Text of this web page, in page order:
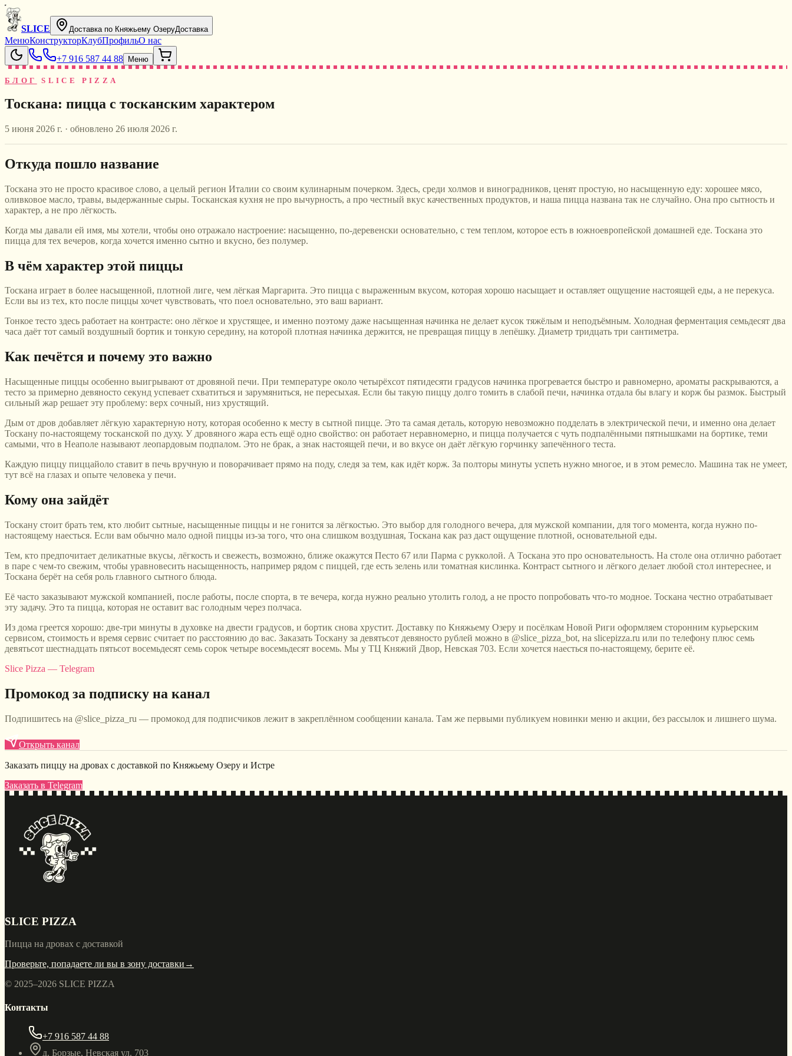
SLICE Доставка по Княжьему ОзеруДоставка
МенюКонструкторКлубПрофильО нас
+7 916 587 44 88
Меню
БЛОГ SLICE PIZZA
Тоскана: пицца с тосканским характером
5 июня 2026 г. · обновлено 26 июля 2026 г.
Откуда пошло название
Тоскана это не просто красивое слово, а целый регион Италии со своим кулинарным почерком. Здесь, среди холмов и виноградников, ценят простую, но насыщенную еду: хорошее мясо,
оливковое масло, травы, выдержанные сыры. Тосканская кухня не про вычурность, а про честный вкус качественных продуктов, и наша пицца названа так не случайно. Она про сытность и
характер, а не про лёгкость.
Когда мы давали ей имя, мы хотели, чтобы оно отражало настроение: насыщенно, по-деревенски основательно, с тем теплом, которое есть в южноевропейской домашней еде. Тоскана это
пицца для тех вечеров, когда хочется именно сытно и вкусно, без полумер.
В чём характер этой пиццы
Тоскана играет в более насыщенной, плотной лиге, чем лёгкая Маргарита. Это пицца с выраженным вкусом, которая хорошо насыщает и оставляет ощущение настоящей еды, а не перекуса.
Если вы из тех, кто после пиццы хочет чувствовать, что поел основательно, это ваш вариант.
Тонкое тесто здесь работает на контрасте: оно лёгкое и хрустящее, и именно поэтому даже насыщенная начинка не делает кусок тяжёлым и неподъёмным. Холодная ферментация семьдесят два
часа даёт тот самый воздушный бортик и тонкую середину, на которой плотная начинка держится, не превращая пиццу в лепёшку. Диаметр тридцать три сантиметра.
Как печётся и почему это важно
Насыщенные пиццы особенно выигрывают от дровяной печи. При температуре около четырёхсот пятидесяти градусов начинка прогревается быстро и равномерно, ароматы раскрываются, а
тесто за примерно девяносто секунд успевает схватиться и зарумяниться, не пересыхая. Если бы такую пиццу долго томить в слабой печи, начинка отдала бы влагу и корж бы размок. Быстрый
сильный жар решает эту проблему: верх сочный, низ хрустящий.
Дым от дров добавляет лёгкую характерную ноту, которая особенно к месту в сытной пицце. Это та самая деталь, которую невозможно подделать в электрической печи, и именно она делает
Тоскану по-настоящему тосканской по духу. У дровяного жара есть ещё одно свойство: он работает неравномерно, и пицца получается с чуть подпалёнными пятнышками на бортике, теми
самыми, что в Неаполе называют леопардовым подпалом. Это не брак, а знак настоящей печи, и во вкусе он даёт лёгкую горчинку запечённого теста.
Каждую пиццу пиццайоло ставит в печь вручную и поворачивает прямо на поду, следя за тем, как идёт корж. За полторы минуты успеть нужно многое, и в этом ремесло. Машина так не умеет,
тут всё на глазах и опыте человека у печи.
Кому она зайдёт
Тоскану стоит брать тем, кто любит сытные, насыщенные пиццы и не гонится за лёгкостью. Это выбор для голодного вечера, для мужской компании, для того момента, когда нужно по-
настоящему наесться. Если вам обычно мало одной пиццы из-за того, что она слишком воздушная, Тоскана как раз даст ощущение плотной, основательной еды.
Тем, кто предпочитает деликатные вкусы, лёгкость и свежесть, возможно, ближе окажутся Песто 67 или Парма с рукколой. А Тоскана это про основательность. На столе она отлично работает
в паре с чем-то свежим, чтобы уравновесить насыщенность, например рядом с пиццей, где есть зелень или томатная кислинка. Контраст сытного и лёгкого делает любой стол интереснее, и
Тоскана берёт на себя роль главного сытного блюда.
Её часто заказывают мужской компанией, после работы, после спорта, в те вечера, когда нужно реально утолить голод, а не просто попробовать что-то модное. Тоскана честно отрабатывает
эту задачу. Это та пицца, которая не оставит вас голодным через полчаса.
Из дома греется хорошо: две-три минуты в духовке на двести градусов, и бортик снова хрустит. Доставку по Княжьему Озеру и посёлкам Новой Риги оформляем сторонним курьерским
сервисом, стоимость и время сервис считает по расстоянию до вас. Заказать Тоскану за девятьсот девяносто рублей можно в @slice_pizza_bot, на slicepizza.ru или по телефону плюс семь
девятьсот шестнадцать пятьсот восемьдесят семь сорок четыре восемьдесят восемь. Мы у ТЦ Княжий Двор, Невская 703. Если хочется наесться по-настоящему, берите её.
Slice Pizza — Telegram
Промокод за подписку на канал
Подпишитесь на @slice_pizza_ru — промокод для подписчиков лежит в закреплённом сообщении канала. Там же первыми публикуем новинки меню и акции, без рассылок и лишнего шума.
Открыть канал
Заказать пиццу на дровах с доставкой по Княжьему Озеру и Истре
Заказать в Telegram
SLICE PIZZA
Пицца на дровах с доставкой
Проверьте, попадаете ли вы в зону доставки →
© 2025–2026 SLICE PIZZA
Контакты
+7 916 587 44 88
д. Борзые, Невская ул. 703